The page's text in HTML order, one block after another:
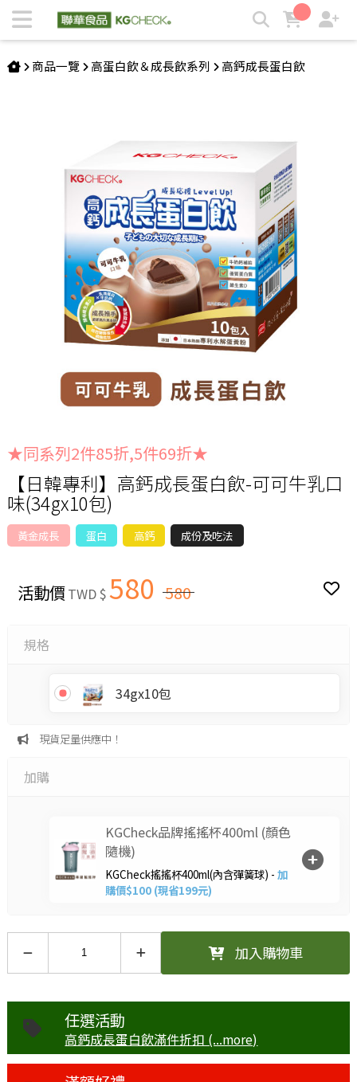
【成長應援】高鈣成長蛋白飲－可可牛乳 | KGCHECK聯華食品
商品一覽 高蛋白飲＆成長飲系列 高鈣成長蛋白飲
★同系列2件85折,5件69折★
【日韓專利】高鈣成長蛋白飲-可可牛乳口
味(34gx10包)
黃金成長 蛋白 高鈣 成份及吃法
活動價TWD $580 580
規格
34gx10包
現貨足量供應中！
加購
KGCheck品牌搖搖杯400ml (顏色
隨機)
KGCheck搖搖杯400ml(內含彈簧球) - 加
購價$100 (現省199元)
加入購物車
任選活動
高鈣成長蛋白飲滿件折扣 (...more)